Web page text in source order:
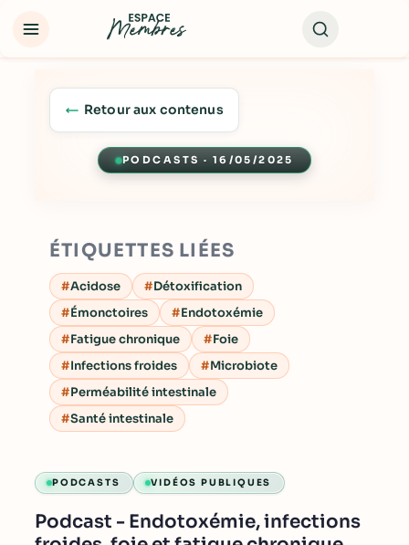
Retour aux contenus
PODCASTS · 16/05/2025
Lecture
PODCASTS VIDÉOS PUBLIQUES
Podcast - Endotoxémie, infections
ÉTIQUETTES LIÉES
Acidose
Détoxification
Émonctoires
Endotoxémie
Fatigue chronique
Foie
Infections froides
Microbiote
Perméabilité intestinale
Santé intestinale